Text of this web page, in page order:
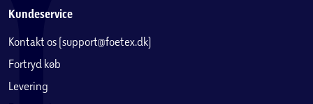
Kundeservice
Kontakt os (support@foetex.dk)
Fortryd køb
Levering